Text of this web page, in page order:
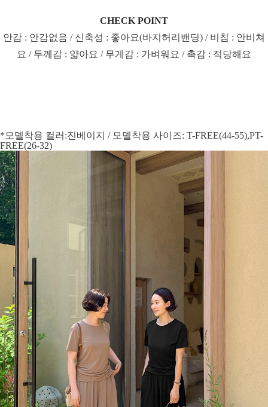
CHECK POINT
안감 : 안감없음 / 신축성 : 좋아요(바지허리밴딩) / 비침 : 안비쳐
요 / 두께감 : 얇아요 / 무게감 : 가벼워요 / 촉감 : 적당해요
*모델착용 컬러:진베이지 / 모델착용 사이즈: T-FREE(44-55),PT-
FREE(26-32)